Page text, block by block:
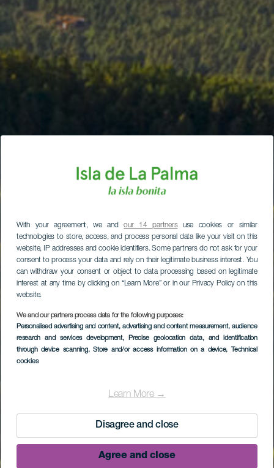
With your agreement, we andour 14 partnersuse cookies or similar
technologies to store, access, and process personal data like your visit on this
website, IP addresses and cookie identifiers. Some partners do not ask for your
consent to process your data and rely on their legitimate business interest. You
can withdraw your consent or object to data processing based on legitimate
interest at any time by clicking on “Learn More” or in our Privacy Policy on this
website.
We and our partners process data for the following purposes:
Personalised advertising and content, advertising and content measurement, audience
research and services development, Precise geolocation data, and identification
through device scanning, Store and/or access information on a device, Technical
cookies
Learn More →
Disagree and close
Agree and close